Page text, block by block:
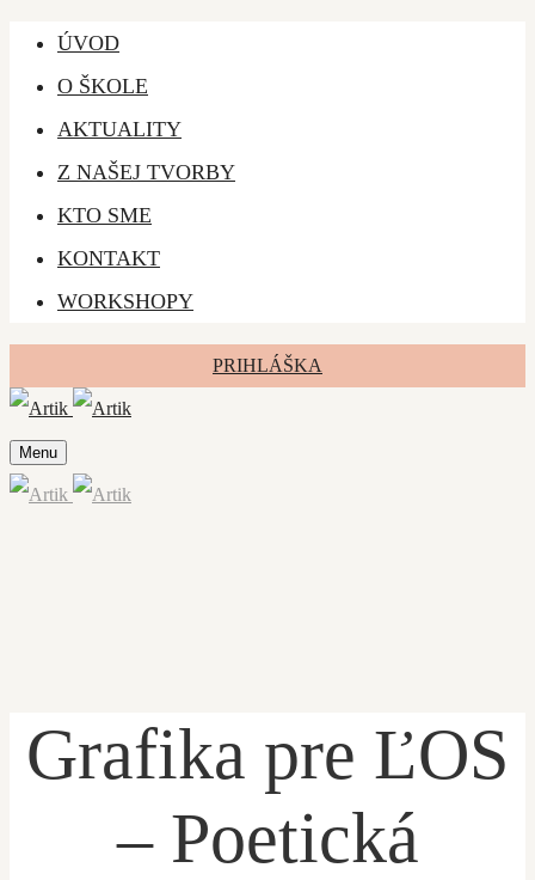
ÚVOD
O ŠKOLE
AKTUALITY
Z NAŠEJ TVORBY
KTO SME
KONTAKT
WORKSHOPY
PRIHLÁŠKA
Menu
ÚVOD
Grafika pre ĽOS
– Poetická